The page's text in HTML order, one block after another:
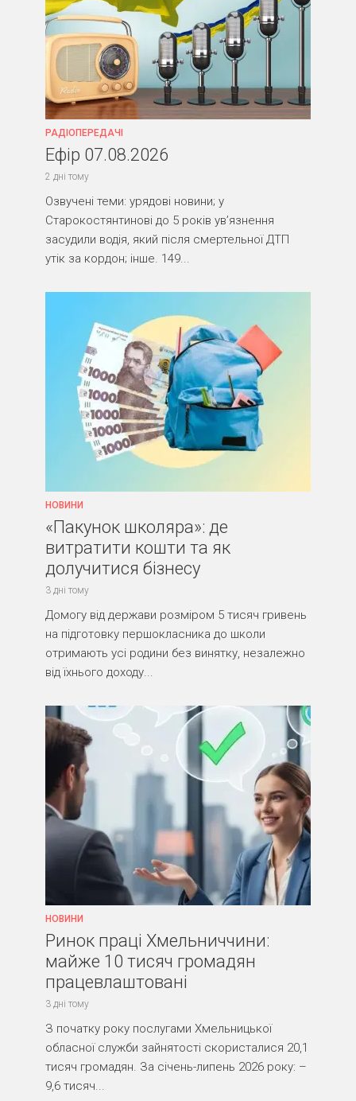
РАДІОПЕРЕДАЧІ
Ефір 07.08.2026
2 дні тому
Озвучені теми: урядові новини; у
Старокостянтинові до 5 років ув’язнення
засудили водія, який після смертельної ДТП
утік за кордон; інше. 149...
НОВИНИ
«Пакунок школяра»: де
витратити кошти та як
долучитися бізнесу
3 дні тому
Домогу від держави розміром 5 тисяч гривень
на підготовку першокласника до школи
отримають усі родини без винятку, незалежно
від їхнього доходу...
НОВИНИ
Ринок праці Хмельниччини:
майже 10 тисяч громадян
працевлаштовані
3 дні тому
З початку року послугами Хмельницької
обласної служби зайнятості скористалися 20,1
тисяч громадян. За січень-липень 2026 року: –
9,6 тисяч...